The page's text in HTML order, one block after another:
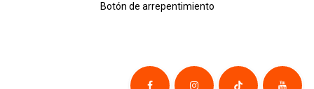
Botón de ​arrepentim​​​iento